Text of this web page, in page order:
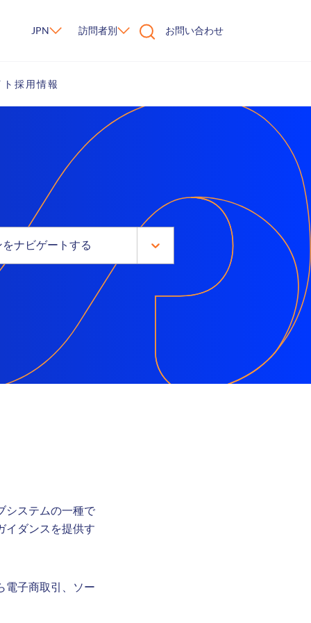
JPN 訪問者別 お問い合わせ
採用情報
ナビゲートする
システムの一種で
イダンスを提供す
電子商取引、ソー